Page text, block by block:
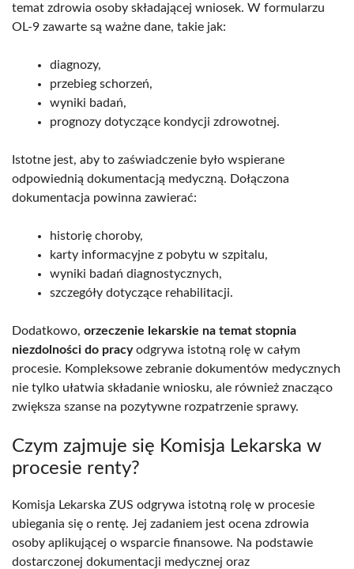
temat zdrowia osoby składającej wniosek. W formularzu
OL-9 zawarte są ważne dane, takie jak:
diagnozy,
przebieg schorzeń,
wyniki badań,
prognozy dotyczące kondycji zdrowotnej.
Istotne jest, aby to zaświadczenie było wspierane
odpowiednią dokumentacją medyczną. Dołączona
dokumentacja powinna zawierać:
historię choroby,
karty informacyjne z pobytu w szpitalu,
wyniki badań diagnostycznych,
szczegóły dotyczące rehabilitacji.
Dodatkowo, orzeczenie lekarskie na temat stopnia
niezdolności do pracyodgrywa istotną rolę w całym
procesie. Kompleksowe zebranie dokumentów medycznych
nie tylko ułatwia składanie wniosku, ale również znacząco
zwiększa szanse na pozytywne rozpatrzenie sprawy.
Czym zajmuje się Komisja Lekarska w
procesie renty?
Komisja Lekarska ZUS odgrywa istotną rolę w procesie
ubiegania się o rentę. Jej zadaniem jest ocena zdrowia
osoby aplikującej o wsparcie finansowe. Na podstawie
dostarczonej dokumentacji medycznej oraz